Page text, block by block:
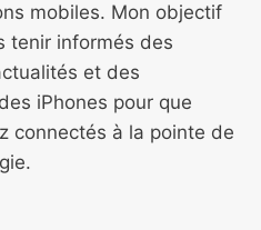
mobiles. Mon objectif
tenir informés des
et des
iPhones pour que
connectés à la pointe de